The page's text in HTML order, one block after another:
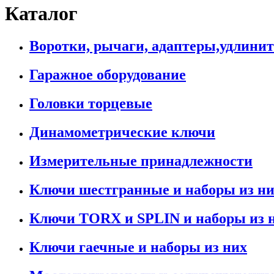
Каталог
Воротки, рычаги,
Гаражное оборудование
Головки торцевые
Динамометрические ключи
Измерительные принадлежности
Ключи шестгранные и наборы из
Ключи TORX и SPLIN и наборы из
Ключи гаечные и наборы из них